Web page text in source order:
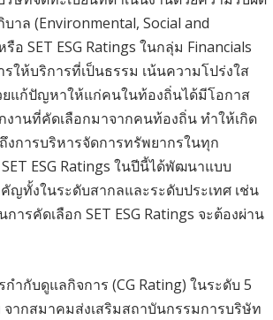
ล (Environmental, Social and
อ SET ESG Ratings ในกลุ่ม Financials
ให้บริการที่เป็นธรรม เน้นความโปร่งใส
ยแก้ปัญหาให้แก่คนในท้องถิ่นได้มีโอกาส
งานที่คัดเลือกมาจากคนท้องถิ่น ทำให้เกิด
การบริหารจัดการทรัพยากรในทุก
ESG Ratings ในปีนี้ได้พัฒนาแบบ
ญทั้งในระดับสากลและระดับประเทศ เช่น
รคัดเลือก SET ESG Ratings จะต้องผ่าน
ำกับดูแลกิจการ (CG Rating) ในระดับ 5
ากสมาคมส่งเสริมสถาบันกรรมการบริษัท